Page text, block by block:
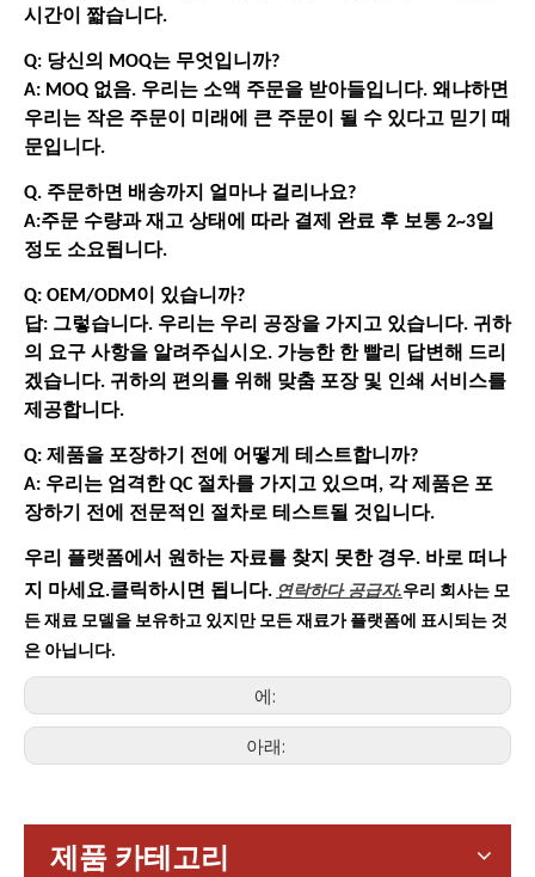
시간이 짧습니다.
Q: 당신의 MOQ는 무엇입니까?
A: MOQ 없음. 우리는 소액 주문을 받아들입니다. 왜냐하면
우리는 작은 주문이 미래에 큰 주문이 될 수 있다고 믿기 때
문입니다.
Q. 주문하면 배송까지 얼마나 걸리나요?
A:주문 수량과 재고 상태에 따라 결제 완료 후 보통 2~3일
정도 소요됩니다.
Q: OEM/ODM이 있습니까?
답: 그렇습니다. 우리는 우리 공장을 가지고 있습니다. 귀하
의 요구 사항을 알려주십시오. 가능한 한 빨리 답변해 드리
겠습니다. 귀하의 편의를 위해 맞춤 포장 및 인쇄 서비스를
제공합니다.
Q: 제품을 포장하기 전에 어떻게 테스트합니까?
A: 우리는 엄격한 QC 절차를 가지고 있으며, 각 제품은 포
장하기 전에 전문적인 절차로 테스트될 것입니다.
우리 플랫폼에서 원하는 자료를 찾지 못한 경우. 바로 떠나
지 마세요.클릭하시면 됩니다. 연락하다 공급자.우리 회사는 모
든 재료 모델을 보유하고 있지만 모든 재료가 플랫폼에 표시되는 것
은 아닙니다.
에:
아래:
제품 카테고리
스마트폰, 태블릿, 웨어러블 기기 등 가전제품이 확산되면서